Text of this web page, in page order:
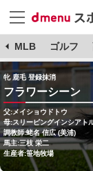
MLB ゴルフ
牝 鹿毛 登録抹消
フラワーシーン
父:メイショウドトウ
母:スリーピングインシアト
調教師:蛯名 信広 (美浦)
馬主:三枝 栄二
生産者:笹地牧場